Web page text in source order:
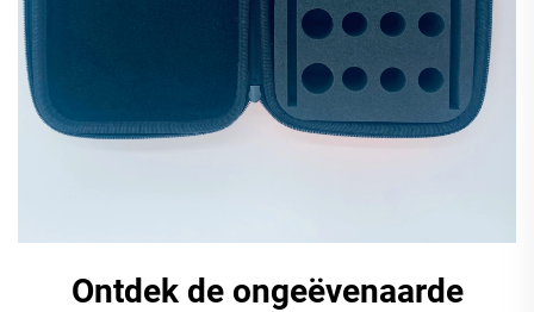
Ontdek de ongeëvenaarde